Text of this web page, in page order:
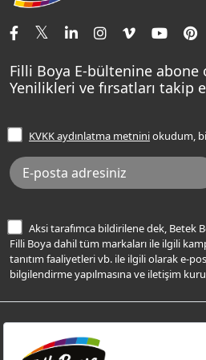
Tavan Boyaları
Ev Bakım ve Hobi Boyaları
Yatak Odası Renkleri
Sentomaxx Sentetik Boya
Sentomaxx İpeksi Mat
Momento Life
Şampanya Rengi
Açık Mavi Rengi
Frezya Rengi
İletişim Bilgilerimiz
Renk Danışma
Filli Ustam
Sıkça Sorulan Sorular
Ücretsiz Yalıtım Keşif Hizmeti
Bilgi Toplumu Hizmetleri
İnternet Sitesi Kullanım
KVKK Talep Formu
KVKK Aydınlatma Metni
Filli Boya E-bültenine abone
Yenilikleri ve fırsatları takip
KVKK aydınlatma metniniokudum,
Aksi tarafımca bildirilene dek, Betek
Filli Boya dahil tüm markaları ile ilgili
tanıtım faaliyetleri vb. ile ilgili olarak e-
bilgilendirme yapılmasına ve iletişim